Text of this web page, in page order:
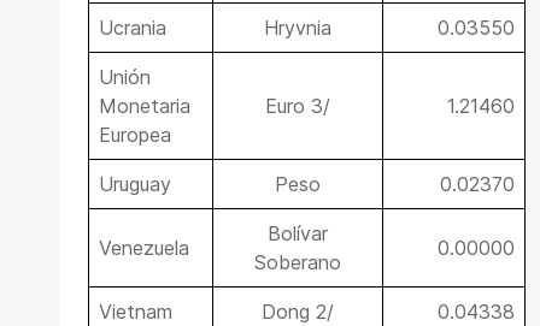
Ucrania Hryvnia 0.03550
Unión
Monetaria
Europea
Euro 3/ 1.21460
Uruguay Peso 0.02370
Venezuela
Bolívar
Soberano
0.00000
Vietnam Dong 2/ 0.04338